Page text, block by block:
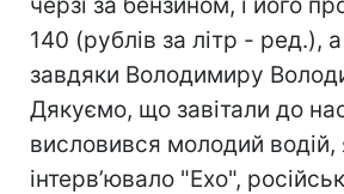
140 (рублів за літр - ред.),
завдяки Володимиру
Дякуємо, що завітали до
висловився молодий водій,
інтерв’ювало "Ехо",